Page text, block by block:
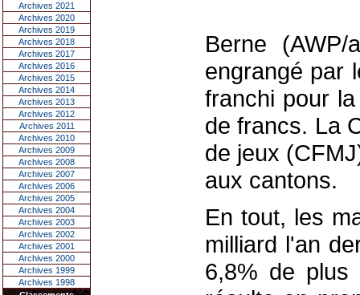
Archives 2021
Archives 2020
Archives 2019
Archives 2018
Archives 2017
Archives 2016
Archives 2015
Archives 2014
Archives 2013
Archives 2012
Archives 2011
Archives 2010
Archives 2009
Archives 2008
Archives 2007
Archives 2006
Archives 2005
Archives 2004
Archives 2003
Archives 2002
Archives 2001
Archives 2000
Archives 1999
Archives 1998
Berne
engrangé par
franchi pour
de francs. La
de jeux
aux cantons.
En tout, les
milliard l'an
6,8% de plus